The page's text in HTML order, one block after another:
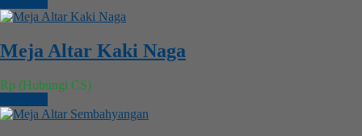
Meja Altar Kaki Naga
Rp (Hubungi CS)